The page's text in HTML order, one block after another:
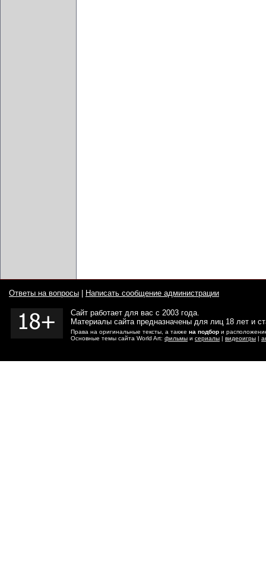
Ответы на вопросы Написать сообщение администрации
Сайт работает для вас с 2003 года.
Материалы сайта предназначены для лиц 18 лет и
Права на оригинальные тексты, а также на подбор и
Основные темы сайта World Art: фильмы и сериалы | видеоигры |